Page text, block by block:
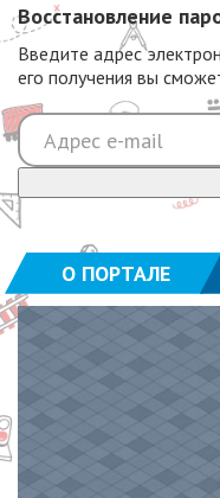
Восстановление
Введите адрес
его получения вы
О ПОРТАЛЕ